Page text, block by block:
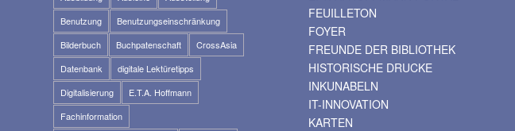
Benutzung
Benutzungseinschränkung
Bilderbuch
Buchpatenschaft
CrossAsia
Datenbank
digitale Lektüretipps
Digitalisierung
E.T.A. Hoffmann
Fachinformation
FEUILLETON
FOYER
FREUNDE DER BIBLIOTHEK
HISTORISCHE DRUCKE
INKUNABELN
IT-INNOVATION
KARTEN